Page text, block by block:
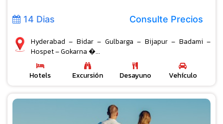
14 Dias Consulte Precios
Hyderabad – Bidar – Gulbarga – Bijapur – Badami –
Hospet – Gokarna �...
Hotels Excursión Desayuno Vehículo